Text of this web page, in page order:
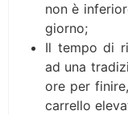
non è
giorno;
Il tempo di
ad una
ore per
carrello